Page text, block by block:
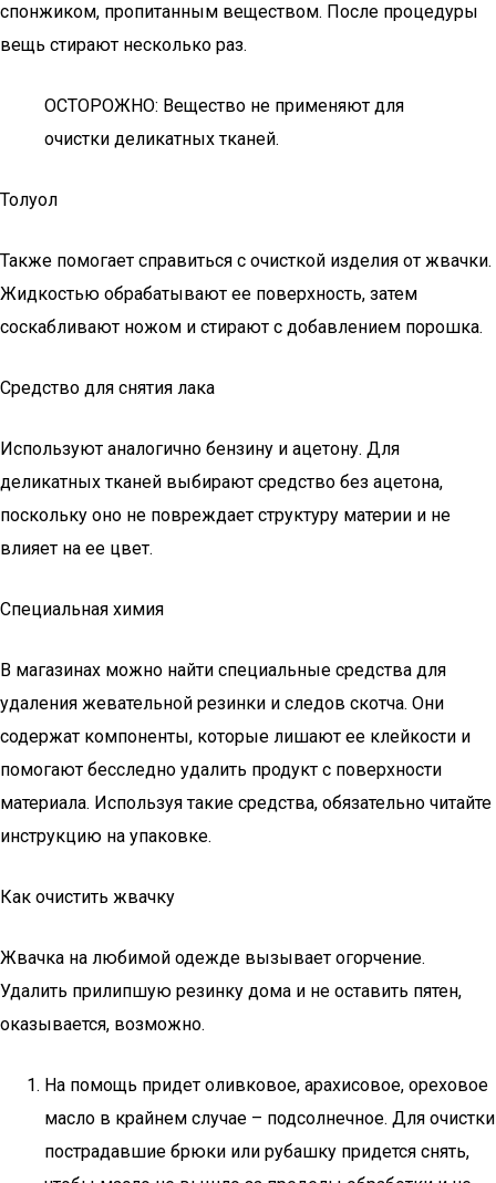
спонжиком, пропитанным веществом. После процедуры
вещь стирают несколько раз.
ОСТОРОЖНО: Вещество не применяют для
очистки деликатных тканей.
Толуол
Также помогает справиться с очисткой изделия от жвачки.
Жидкостью обрабатывают ее поверхность, затем
соскабливают ножом и стирают с добавлением порошка.
Средство для снятия лака
Используют аналогично бензину и ацетону. Для
деликатных тканей выбирают средство без ацетона,
поскольку оно не повреждает структуру материи и не
влияет на ее цвет.
Специальная химия
В магазинах можно найти специальные средства для
удаления жевательной резинки и следов скотча. Они
содержат компоненты, которые лишают ее клейкости и
помогают бесследно удалить продукт с поверхности
материала. Используя такие средства, обязательно читайте
инструкцию на упаковке.
Как очистить жвачку
Жвачка на любимой одежде вызывает огорчение.
Удалить прилипшую резинку дома и не оставить пятен,
оказывается, возможно.
На помощь придет оливковое, арахисовое, ореховое
масло в крайнем случае – подсолнечное. Для очистки
пострадавшие брюки или рубашку придется снять,